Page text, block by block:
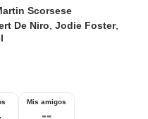
Scorsese
De Niro ,Jodie Foster,
Mis amigos
--